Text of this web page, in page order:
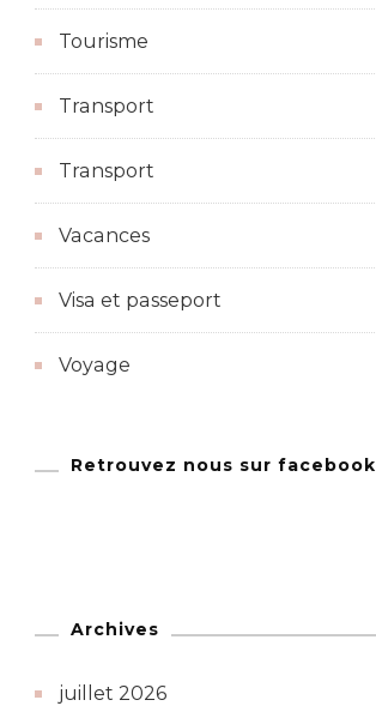
Tourisme
Transport
Transport
Vacances
Visa et passeport
Voyage
Retrouvez nous sur facebook
Archives
juillet 2026